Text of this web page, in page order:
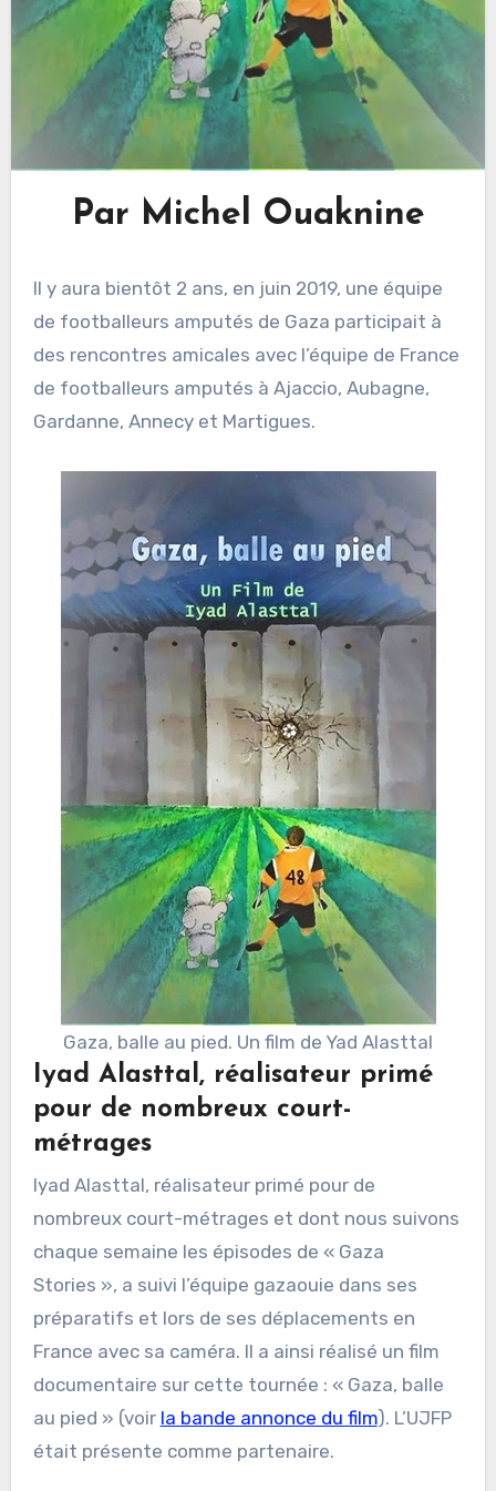
Par Michel Ouaknine
Il y aura bientôt 2 ans, en juin 2019, une équipe
de footballeurs amputés de Gaza participait à
des rencontres amicales avec l’équipe de France
de footballeurs amputés à Ajaccio, Aubagne,
Gardanne, Annecy et Martigues.
Gaza, balle au pied. Un film de Yad Alasttal
Iyad Alasttal, réalisateur primé
pour de nombreux court-
métrages
Iyad Alasttal, réalisateur primé pour de
nombreux court-métrages et dont nous suivons
chaque semaine les épisodes de « Gaza
Stories », a suivi l’équipe gazaouie dans ses
préparatifs et lors de ses déplacements en
France avec sa caméra. Il a ainsi réalisé un film
documentaire sur cette tournée : « Gaza, balle
au pied » (voir la bande annonce du film). L’UJFP
était présente comme partenaire.